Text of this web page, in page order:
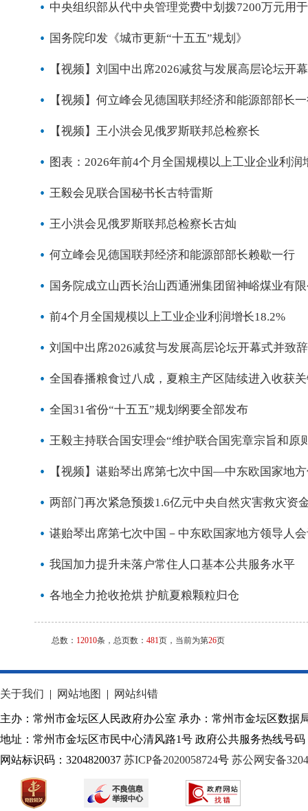
中央组织部从代中央管理党费中划拨7200万元用
国务院印发《城市更新“十五五”规划》
【视频】刘国中出席2026减贫与发展高层论坛开
【视频】何立峰会见德国联邦经济和能源部部长
【视频】王小洪会见俄罗斯联邦总检察长
图表：2026年前4个月全国规模以上工业企业利润
王毅会见联合国秘书长古特雷斯
王小洪会见俄罗斯联邦总检察长古灿
何立峰会见德国联邦经济和能源部部长赖歇一行
国务院成立山西长治山西通洲集团留神峪煤业有
前4个月全国规模以上工业企业利润增长18.2%
刘国中出席2026减贫与发展高层论坛开幕式并致辞
全国春播粮食过八成，夏粮主产区陆续进入收获
全国31省份“十五五”规划纲要全部发布
王毅主持联合国安理会“维护联合国宪章宗旨和
【视频】谌贻琴出席第七次中国—中东欧国家地
两部门再次紧急预拨1.6亿元中央自然灾害救灾资
谌贻琴出席第七次中国－中东欧国家地方领导人
我国加力提升未落户常住人口基本公共服务水平
各地全力抢收抢烘 护航夏粮颗粒归仓
总数： 12010条，总页数： 481页，当前为第26页
关于我们 | 网站地图 | 网站纠错
主办：常州市金坛区人民政府办公室 承办：常州市金坛区数据
地址：常州市金坛区市民中心清风路1号 政府公共服务热线号码
网站标识码：3204820037 苏ICP备2020058724号 苏公网安备